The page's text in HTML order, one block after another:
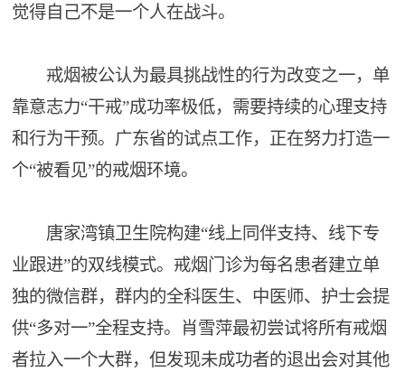
觉得自己不是一个人在战斗。
戒烟被公认为最具挑战性的行为改变之一，单
靠意志力“干戒”成功率极低，需要持续的心理支持
和行为干预。广东省的试点工作，正在努力打造一
个“被看见”的戒烟环境。
唐家湾镇卫生院构建“线上同伴支持、线下专
业跟进”的双线模式。戒烟门诊为每名患者建立单
独的微信群，群内的全科医生、中医师、护士会提
供“多对一”全程支持。肖雪萍最初尝试将所有戒烟
者拉入一个大群，但发现未成功者的退出会对其他